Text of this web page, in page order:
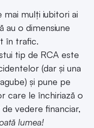
mulți iubitori ai
o dimensiune
în trafic.
tip de RCA este
(dar și una
și pune pe
care le închiriază o
vedere financiar,
lumea!